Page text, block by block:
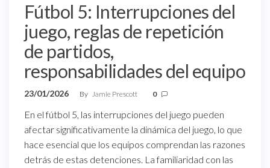
Fútbol 5: Interrupciones del
juego, reglas de repetición
de partidos,
responsabilidades del equipo
23/01/2026 By Jamie Prescott 0
En el fútbol 5, las interrupciones del juego pueden
afectar significativamente la dinámica del juego, lo que
hace esencial que los equipos comprendan las razones
detrás de estas detenciones. La familiaridad con las